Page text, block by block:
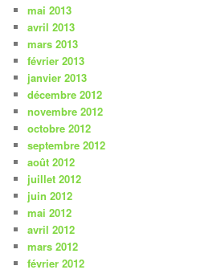
mai 2013
avril 2013
mars 2013
février 2013
janvier 2013
décembre 2012
novembre 2012
octobre 2012
septembre 2012
août 2012
juillet 2012
juin 2012
mai 2012
avril 2012
mars 2012
février 2012